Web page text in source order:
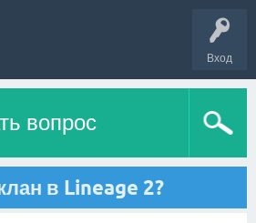
Вход
вопрос
в Lineage 2?